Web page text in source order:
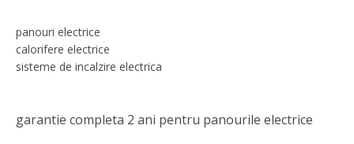
panouri electrice
calorifere electrice
sisteme de incalzire electrica
garantie completa 2 ani pentru panourile electrice